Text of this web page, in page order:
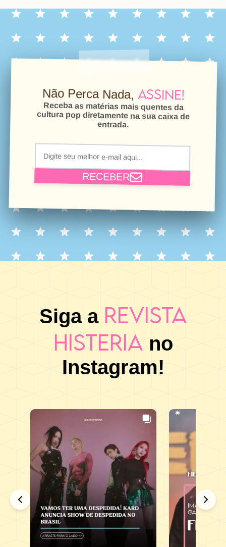
Não Perca Nada, Assine!
Receba as matérias mais quentes da
cultura pop diretamente na sua caixa de
entrada.
RECEBER
Siga a Revista
Histeria no
Instagram!